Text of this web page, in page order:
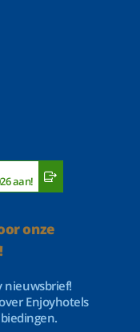
aan!
onze
nieuwsbrief!
Enjoyhotels